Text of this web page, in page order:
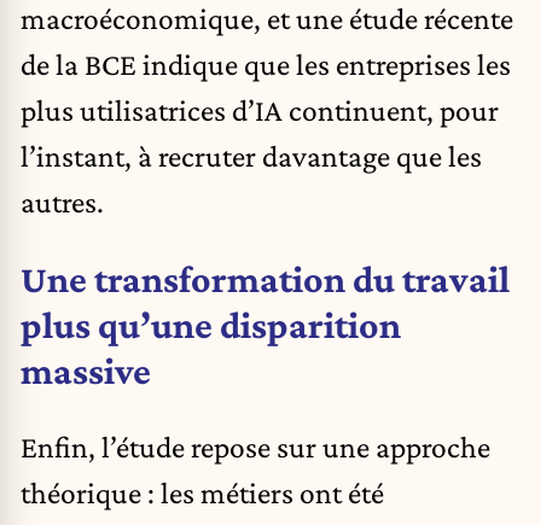
macroéconomique, et une étude récente
de la BCE indique que les entreprises les
plus utilisatrices d’IA continuent, pour
l’instant, à recruter davantage que les
autres.
Une transformation du travail
plus qu’une disparition
massive
Enfin, l’étude repose sur une approche
théorique : les métiers ont été